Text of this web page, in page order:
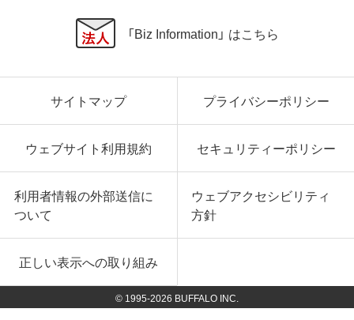
「Biz Information」 はこちら
サイトマップ プライバシーポリシー
ウェブサイト利用規約 セキュリティーポリシー
利用者情報の外部送信に
ついて
ウェブアクセシビリティ
方針
正しい表示への取り組み
© 1995-2026 BUFFALO INC.